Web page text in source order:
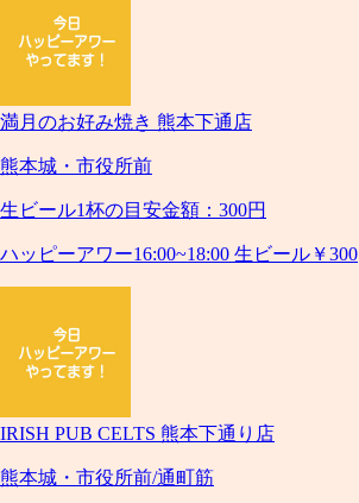
満月のお好み焼き 熊本下通店
熊本城・市役所前
生ビール1杯の目安金額：300円
ハッピーアワー16:00~18:00 生ビール￥300
IRISH PUB CELTS 熊本下通り店
熊本城・市役所前/通町筋